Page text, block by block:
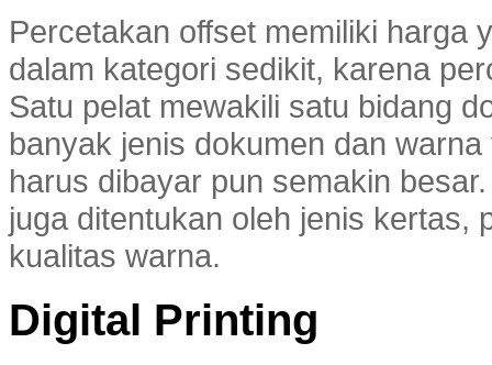
Percetakan offset memiliki harga
dalam kategori sedikit, karena
Satu pelat mewakili satu bidang
banyak jenis dokumen dan
harus dibayar pun semakin
juga ditentukan oleh jenis kertas,
kualitas warna.
Digital Printing